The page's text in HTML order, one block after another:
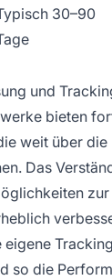
30–90
und
bieten
weit über die
Das
eigene
so die